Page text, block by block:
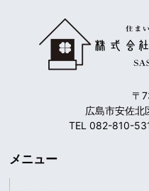
〒
広島市安佐
TEL 082-810-
メニュー